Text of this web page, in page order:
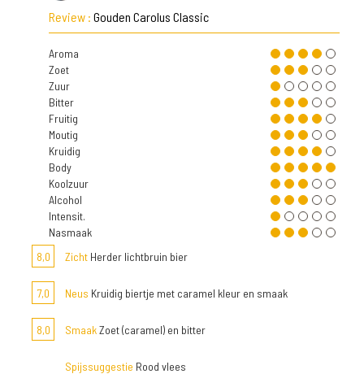
Review : Gouden Carolus Classic
Aroma
Zoet
Zuur
Bitter
Fruitig
Moutig
Kruidig
Body
Koolzuur
Alcohol
Intensit.
Nasmaak
8,0
Zicht Herder lichtbruin bier
7,0 Neus Kruidig biertje met caramel kleur en smaak
8,0 SmaakZoet (caramel) en bitter
Spijssuggestie Rood vlees